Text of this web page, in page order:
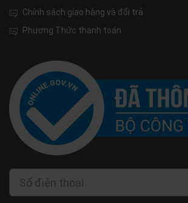
Chính sách giao hàng và đổi trả
Phương Thức thanh toán